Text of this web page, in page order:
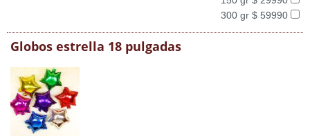
300 gr $ 59990
Globos estrella 18 pulgadas